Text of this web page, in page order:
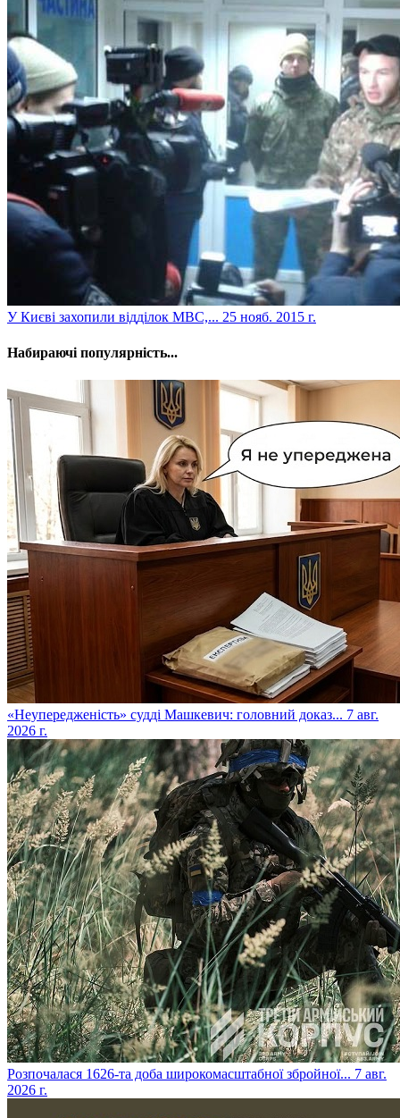
У Києві захопили відділок МВС,... 25 нояб. 2015 г.
Набираючі популярність...
​«Неупередженість» судді Машкевич: головний доказ... 7 авг.
2026 г.
​Розпочалася 1626-та доба широкомасштабної збройної... 7 авг.
2026 г.